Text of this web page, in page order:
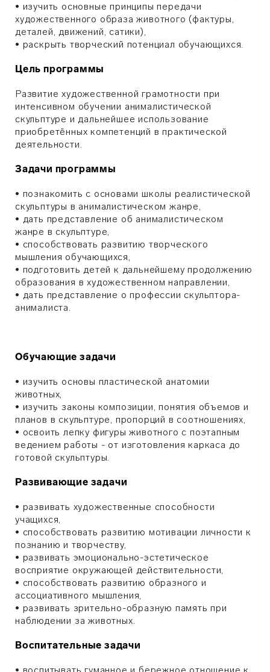
• изучить основные принципы передачи
художественного образа животного (фактуры,
деталей, движений, сатики),
• раскрыть творческий потенциал обучающихся.
Цель программы
Развитие художественной грамотности при
интенсивном обучении анималистической
скульптуре и дальнейшее использование
приобретённых компетенций в практической
деятельности.
Задачи программы
• познакомить с основами школы реалистической
скульптуры в анималистическом жанре,
• дать представление об анималистическом
жанре в скульптуре,
• способствовать развитию творческого
мышления обучающихся,
• подготовить детей к дальнейшему продолжению
образования в художественном направлении,
• дать представление о профессии скульптора-
анималиста.
Обучающие задачи
• изучить основы пластической анатомии
животных,
• изучить законы композиции, понятия объемов и
планов в скульптуре, пропорций в соотношениях,
• освоить лепку фигуры животного с поэтапным
ведением работы - от изготовления каркаса до
готовой скульптуры.
Развивающие задачи
• развивать художественные способности
учащихся,
• способствовать развитию мотивации личности к
познанию и творчеству,
• развивать эмоционально-эстетическое
восприятие окружающей действительности,
• способствовать развитию образного и
ассоциативного мышления,
• развивать зрительно-образную память при
наблюдении за животных.
Воспитательные задачи